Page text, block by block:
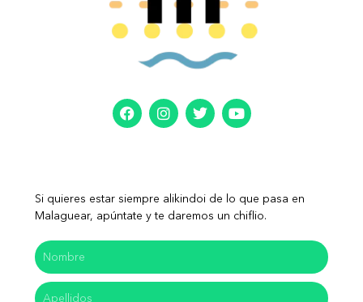
Si quieres estar siempre alikindoi de lo que pasa en
Malaguear, apúntate y te daremos un chiflio.